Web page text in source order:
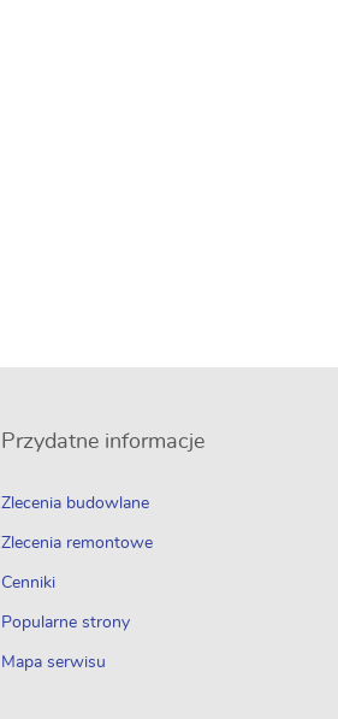
Przydatne informacje
Zlecenia budowlane
Zlecenia remontowe
Cenniki
Popularne strony
Mapa serwisu